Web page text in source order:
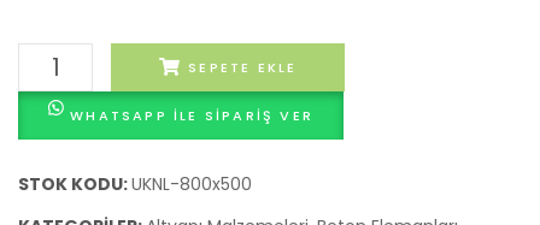
800x500
mm
Kanal
SEPETE EKLE
WHATSAPP ILE SIPARIŞ VER
STOK KODU:UKNL-800x500